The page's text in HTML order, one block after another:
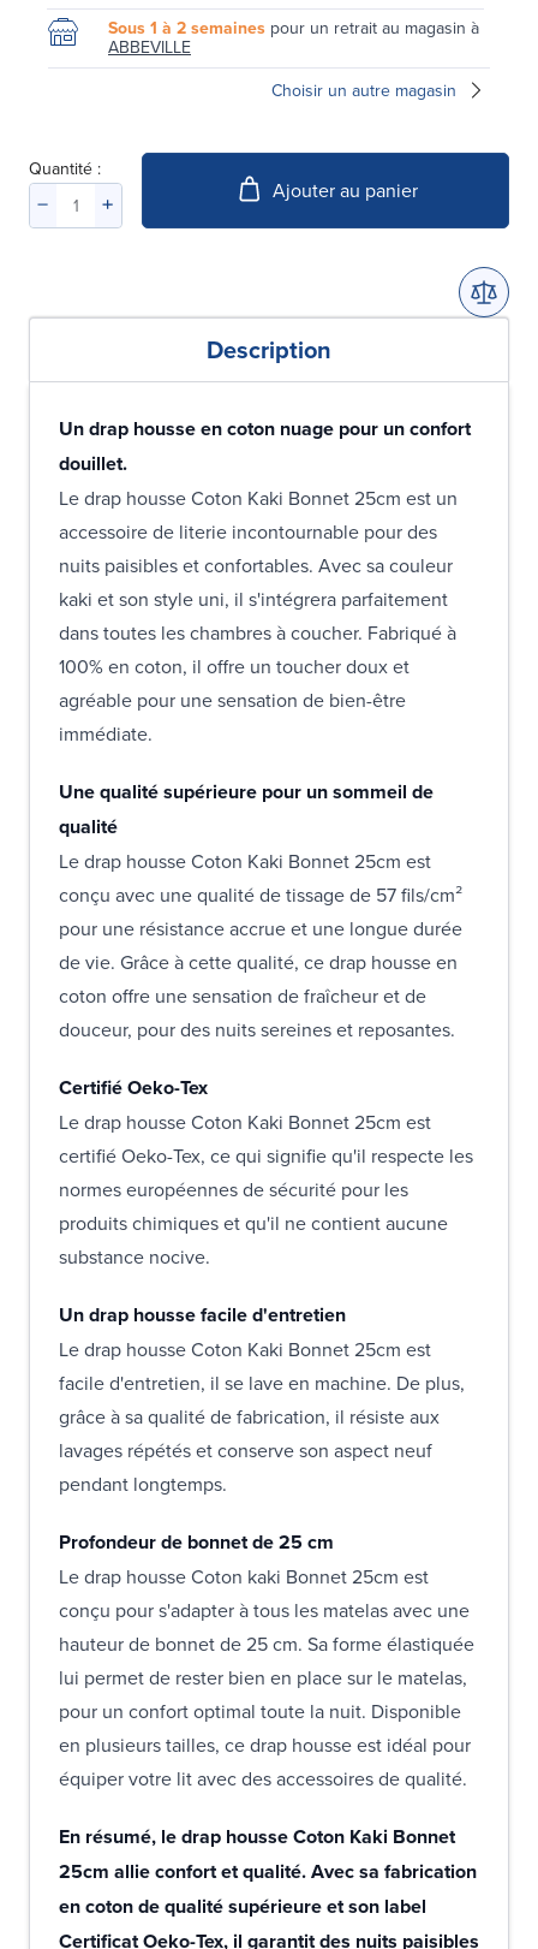
Sous 1 à 2 semaines pour un retrait au magasin à
ABBEVILLE
Choisir un autre magasin
Quantité :
Ajouter au panier
Description
Un drap housse en coton nuage pour un confort
douillet.
Le drap housse Coton Kaki Bonnet 25cm est un
accessoire de literie incontournable pour des
nuits paisibles et confortables. Avec sa couleur
kaki et son style uni, il s'intégrera parfaitement
dans toutes les chambres à coucher. Fabriqué à
100% en coton, il offre un toucher doux et
agréable pour une sensation de bien-être
immédiate.
Une qualité supérieure pour un sommeil de
qualité
Le drap housse Coton Kaki Bonnet 25cm est
conçu avec une qualité de tissage de 57 fils/cm²
pour une résistance accrue et une longue durée
de vie. Grâce à cette qualité, ce drap housse en
coton offre une sensation de fraîcheur et de
douceur, pour des nuits sereines et reposantes.
Certifié Oeko-Tex
Le drap housse Coton Kaki Bonnet 25cm est
certifié Oeko-Tex, ce qui signifie qu'il respecte les
normes européennes de sécurité pour les
produits chimiques et qu'il ne contient aucune
substance nocive.
Un drap housse facile d'entretien
Le drap housse Coton Kaki Bonnet 25cm est
facile d'entretien, il se lave en machine. De plus,
grâce à sa qualité de fabrication, il résiste aux
lavages répétés et conserve son aspect neuf
pendant longtemps.
Profondeur de bonnet de 25 cm
Le drap housse Coton kaki Bonnet 25cm est
conçu pour s'adapter à tous les matelas avec une
hauteur de bonnet de 25 cm. Sa forme élastiquée
lui permet de rester bien en place sur le matelas,
pour un confort optimal toute la nuit. Disponible
en plusieurs tailles, ce drap housse est idéal pour
équiper votre lit avec des accessoires de qualité.
En résumé, le drap housse Coton Kaki Bonnet
25cm allie confort et qualité. Avec sa fabrication
en coton de qualité supérieure et son label
Certificat Oeko-Tex, il garantit des nuits paisibles